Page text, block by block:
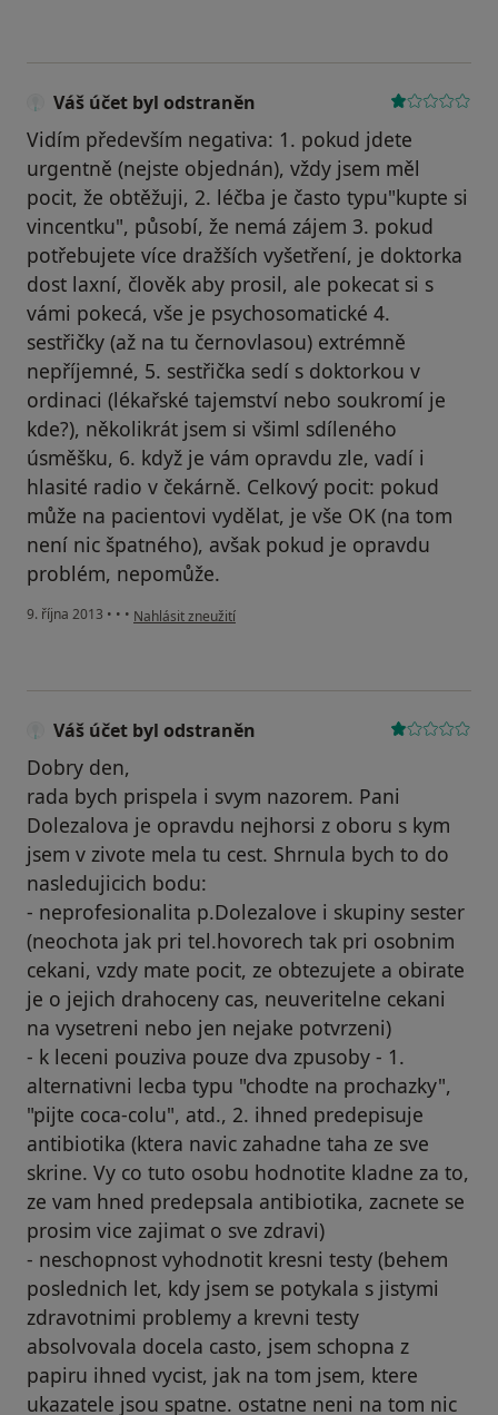
Váš účet byl odstraněn
Vidím především negativa: 1. pokud jdete
urgentně (nejste objednán), vždy jsem měl
pocit, že obtěžuji, 2. léčba je často typu"kupte si
vincentku", působí, že nemá zájem 3. pokud
potřebujete více dražších vyšetření, je doktorka
dost laxní, člověk aby prosil, ale pokecat si s
vámi pokecá, vše je psychosomatické 4.
sestřičky (až na tu černovlasou) extrémně
nepříjemné, 5. sestřička sedí s doktorkou v
ordinaci (lékařské tajemství nebo soukromí je
kde?), několikrát jsem si všiml sdíleného
úsměšku, 6. když je vám opravdu zle, vadí i
hlasité radio v čekárně. Celkový pocit: pokud
může na pacientovi vydělat, je vše OK (na tom
není nic špatného), avšak pokud je opravdu
problém, nepomůže.
9. října 2013 • • • podle názoru uživatele Váš účet byl odstraněn
Nahlásit zneužití
Váš účet byl odstraněn
Dobry den,
rada bych prispela i svym nazorem. Pani
Dolezalova je opravdu nejhorsi z oboru s kym
jsem v zivote mela tu cest. Shrnula bych to do
nasledujicich bodu:
- neprofesionalita p.Dolezalove i skupiny sester
(neochota jak pri tel.hovorech tak pri osobnim
cekani, vzdy mate pocit, ze obtezujete a obirate
je o jejich drahoceny cas, neuveritelne cekani
na vysetreni nebo jen nejake potvrzeni)
- k leceni pouziva pouze dva zpusoby - 1.
alternativni lecba typu "chodte na prochazky",
"pijte coca-colu", atd., 2. ihned predepisuje
antibiotika (ktera navic zahadne taha ze sve
skrine. Vy co tuto osobu hodnotite kladne za to,
ze vam hned predepsala antibiotika, zacnete se
prosim vice zajimat o sve zdravi)
- neschopnost vyhodnotit kresni testy (behem
poslednich let, kdy jsem se potykala s jistymi
zdravotnimi problemy a krevni testy
absolvovala docela casto, jsem schopna z
papiru ihned vycist, jak na tom jsem, ktere
ukazatele jsou spatne. ostatne neni na tom nic